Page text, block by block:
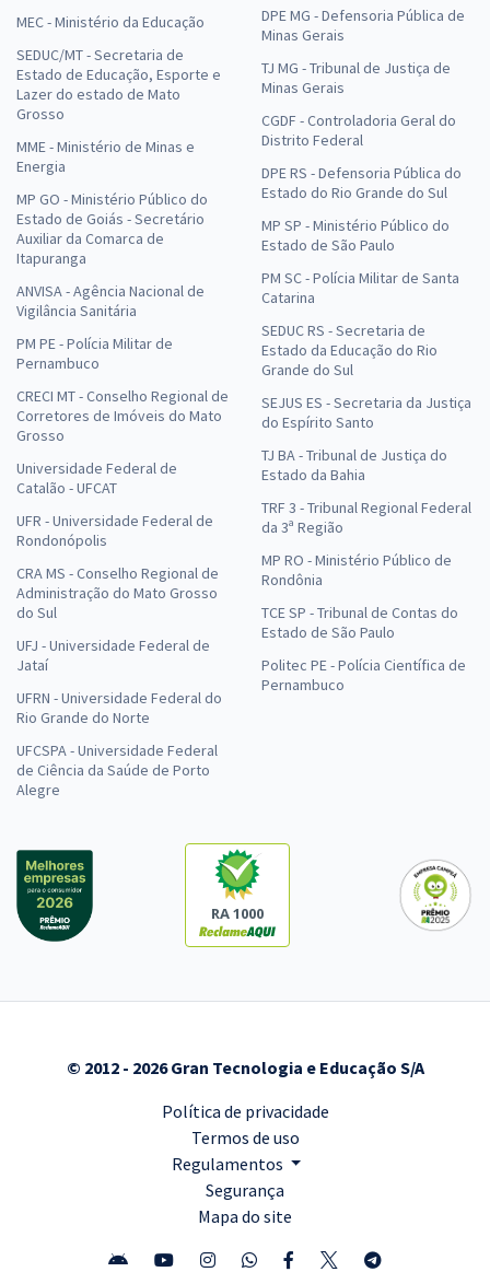
MEC - Ministério da Educação
SEDUC/MT - Secretaria de
Estado de Educação, Esporte e
Lazer do estado de Mato
Grosso
MME - Ministério de Minas e
Energia
MP GO - Ministério Público do
Estado de Goiás - Secretário
Auxiliar da Comarca de
Itapuranga
ANVISA - Agência Nacional de
Vigilância Sanitária
PM PE - Polícia Militar de
Pernambuco
CRECI MT - Conselho Regional de
Corretores de Imóveis do Mato
Grosso
Universidade Federal de
Catalão - UFCAT
UFR - Universidade Federal de
Rondonópolis
CRA MS - Conselho Regional de
Administração do Mato Grosso
do Sul
UFJ - Universidade Federal de
Jataí
UFRN - Universidade Federal do
Rio Grande do Norte
UFCSPA - Universidade Federal
de Ciência da Saúde de Porto
Alegre
DPE MG - Defensoria Pública de
Minas Gerais
TJ MG - Tribunal de Justiça de
Minas Gerais
CGDF - Controladoria Geral do
Distrito Federal
DPE RS - Defensoria Pública do
Estado do Rio Grande do Sul
MP SP - Ministério Público do
Estado de São Paulo
PM SC - Polícia Militar de Santa
Catarina
SEDUC RS - Secretaria de
Estado da Educação do Rio
Grande do Sul
SEJUS ES - Secretaria da Justiça
do Espírito Santo
TJ BA - Tribunal de Justiça do
Estado da Bahia
TRF 3 - Tribunal Regional Federal
da 3ª Região
MP RO - Ministério Público de
Rondônia
TCE SP - Tribunal de Contas do
Estado de São Paulo
Politec PE - Polícia Científica de
Pernambuco
RA 1000
© 2012 - 2026 Gran Tecnologia e Educação S/A
Política de privacidade
Termos de uso
Regulamentos
Segurança
Mapa do site